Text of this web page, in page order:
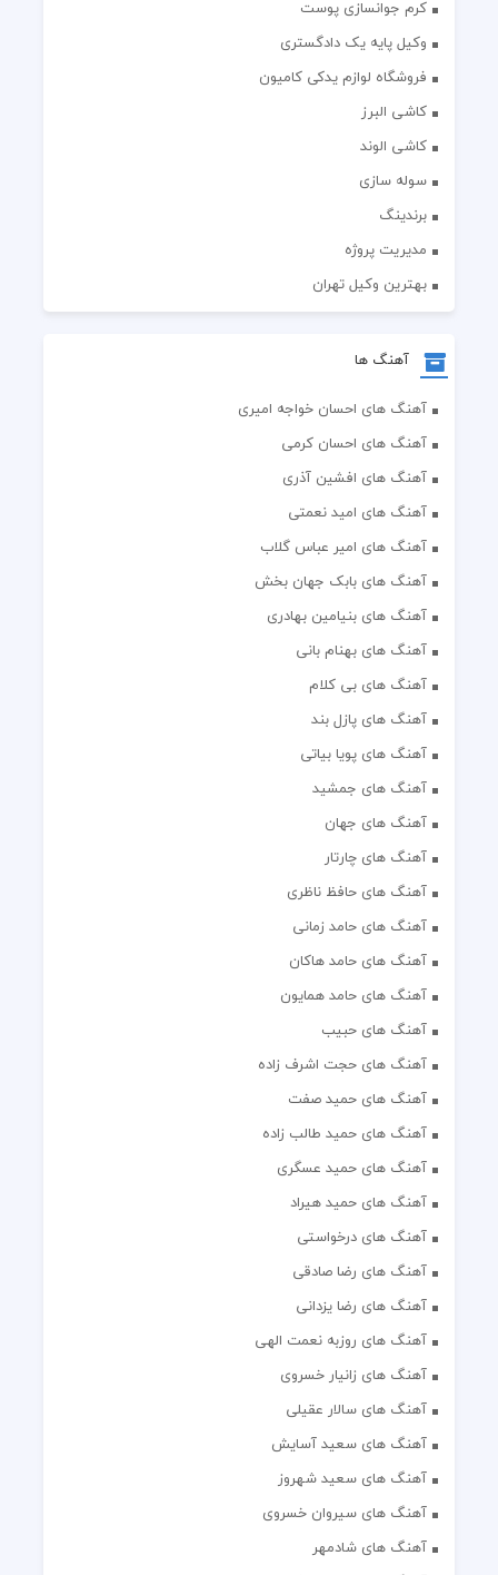
کرم جوانسازی پوست
وکیل پایه یک دادگستری
فروشگاه لوازم یدکی کامیون
کاشی البرز
کاشی الوند
سوله سازی
برندینگ
مدیریت پروژه
بهترین وکیل تهران
آهنگ ها
آهنگ های احسان خواجه امیری
آهنگ های احسان کرمی
آهنگ های افشین آذری
آهنگ های امید نعمتی
آهنگ های امیر عباس گلاب
آهنگ های بابک جهان بخش
آهنگ های بنیامین بهادری
آهنگ های بهنام بانی
آهنگ های بی کلام
آهنگ های پازل بند
آهنگ های پویا بیاتی
آهنگ های جمشید
آهنگ های جهان
آهنگ های چارتار
آهنگ های حافظ ناظری
آهنگ های حامد زمانی
آهنگ های حامد هاکان
آهنگ های حامد همایون
آهنگ های حبیب
آهنگ های حجت اشرف زاده
آهنگ های حمید صفت
آهنگ های حمید طالب زاده
آهنگ های حمید عسگری
آهنگ های حمید هیراد
آهنگ های درخواستی
آهنگ های رضا صادقی
آهنگ های رضا یزدانی
آهنگ های روزبه نعمت الهی
آهنگ های زانیار خسروی
آهنگ های سالار عقیلی
آهنگ های سعید آسایش
آهنگ های سعید شهروز
آهنگ های سیروان خسروی
آهنگ های شادمهر